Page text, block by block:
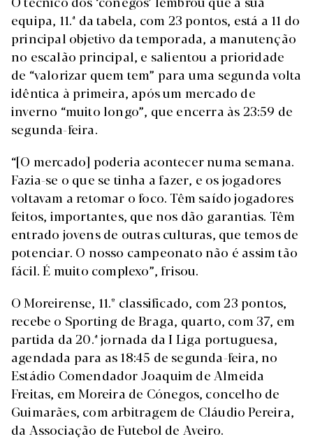
equipa, 11.ª da tabela, com 23 pontos, está a 11 do
principal objetivo da temporada, a manutenção
no escalão principal, e salientou a prioridade
de “valorizar quem tem” para uma segunda volta
idêntica à primeira, após um mercado de
inverno “muito longo”, que encerra às 23:59 de
segunda-feira.
“[O mercado] poderia acontecer numa semana.
Fazia-se o que se tinha a fazer, e os jogadores
voltavam a retomar o foco. Têm saído jogadores
feitos, importantes, que nos dão garantias. Têm
entrado jovens de outras culturas, que temos de
potenciar. O nosso campeonato não é assim tão
fácil. É muito complexo”, frisou.
O Moreirense, 11.º classificado, com 23 pontos,
recebe o Sporting de Braga, quarto, com 37, em
partida da 20.ª jornada da I Liga portuguesa,
agendada para as 18:45 de segunda-feira, no
Estádio Comendador Joaquim de Almeida
Freitas, em Moreira de Cónegos, concelho de
Guimarães, com arbitragem de Cláudio Pereira,
da Associação de Futebol de Aveiro.